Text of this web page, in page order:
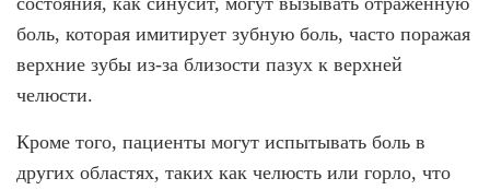
боль, которая имитирует зубную боль, часто поражая
верхние зубы из-за близости пазух к верхней
челюсти.
Кроме того, пациенты могут испытывать боль в
других областях, таких как челюсть или горло, что